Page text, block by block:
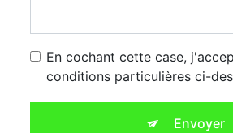
En cochant cette case,
conditions particulières ci-
Envoyer